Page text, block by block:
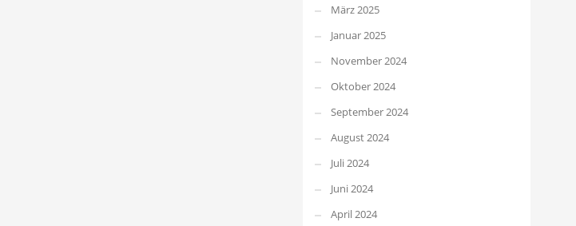
März 2025
Januar 2025
November 2024
Oktober 2024
September 2024
August 2024
Juli 2024
Juni 2024
April 2024